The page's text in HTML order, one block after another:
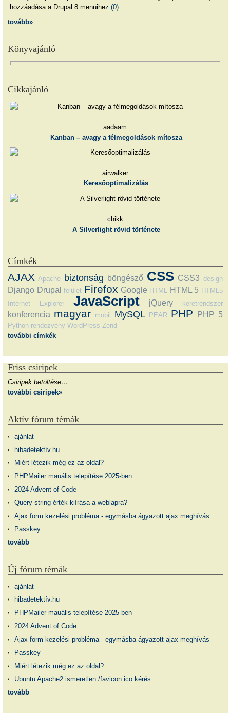
hozzáadása a Drupal 8 menüihez (0)
tovább»
Könyvajánló
Cikkajánló
aadaam:
Kanban – avagy a félmegoldások mítosza
airwalker:
Keresőoptimalizálás
chikk:
A Silverlight rövid története
Címkék
AJAX Apache biztonság böngésző CSS CSS3 design
Django Drupal felület Firefox Google HTML HTML 5 HTML5
Internet Explorer
JavaScript jQuery keretrendszer
konferencia magyar mobil MySQL PEAR PHP PHP 5
Python rendezvény WordPress Zend
további címkék
Friss csiripek
Csiripek betöltése…
további csiripek»
Aktív fórum témák
ajánlat
hibadetektív.hu
Miért létezik még ez az oldal?
PHPMailer mauális telepítése 2025-ben
2024 Advent of Code
Query string érték kiírása a weblapra?
Ajax form kezelési probléma - egymásba ágyazott ajax meghívás
Passkey
tovább
Új fórum témák
ajánlat
hibadetektív.hu
PHPMailer mauális telepítése 2025-ben
2024 Advent of Code
Ajax form kezelési probléma - egymásba ágyazott ajax meghívás
Passkey
Miért létezik még ez az oldal?
Ubuntu Apache2 ismeretlen /favicon.ico kérés
tovább